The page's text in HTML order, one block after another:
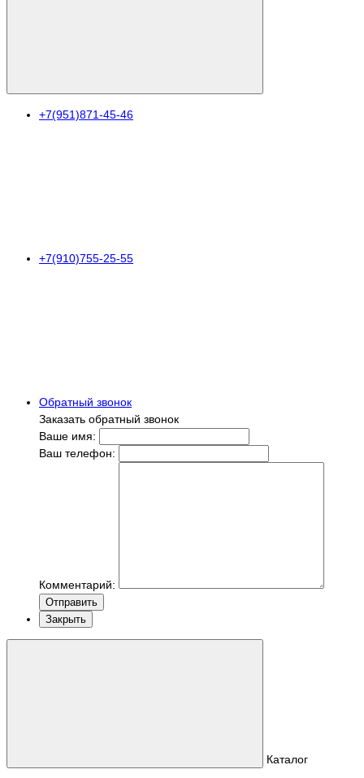
+7(951)871-45-46
+7(910)755-25-55
Обратный звонок
Заказать обратный звонок
Ваше имя:
Ваш телефон:
Комментарий:
Отправить
Закрыть
Каталог